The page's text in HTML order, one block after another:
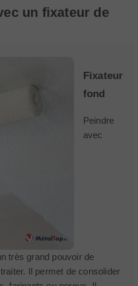
un fixateur de
Fixateur
fond
Peindre
avec
très grand pouvoir de
Il permet de consolider